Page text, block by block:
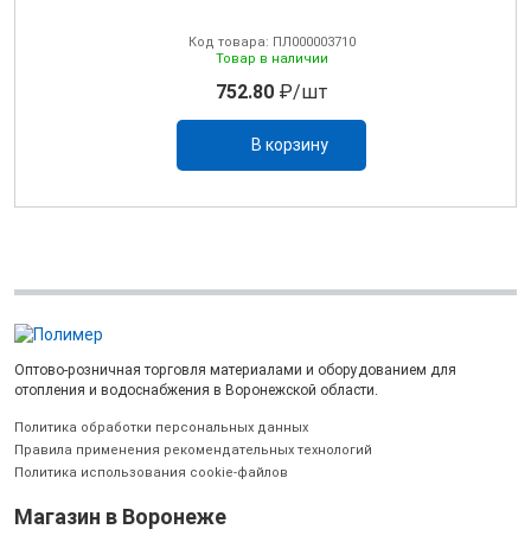
Код товара: ПЛ000003710
Товар в наличии
752.80₽/шт
В корзину
Оптово-розничная торговля материалами и оборудованием для
отопления и водоснабжения в Воронежской области.
Политика обработки персональных данных
Правила применения рекомендательных технологий
Политика использования cookie-файлов
Магазин в Воронеже